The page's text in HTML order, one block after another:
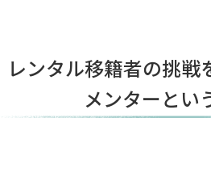
レンタル移籍者の挑戦
メンターとい